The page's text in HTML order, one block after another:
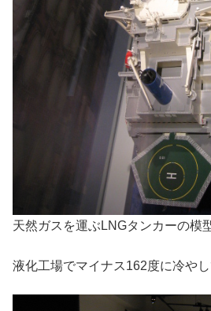
天然ガスを運ぶLNGタンカーの模
液化工場でマイナス162度に冷やし